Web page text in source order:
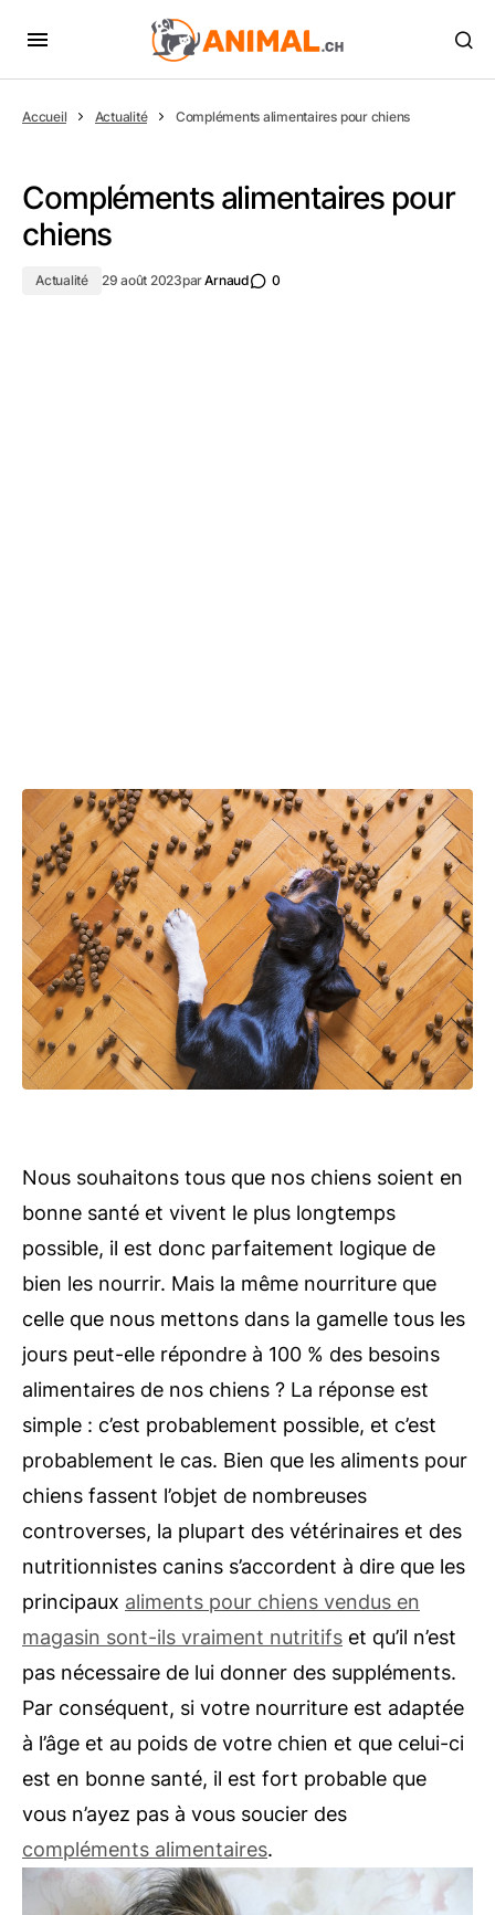
Accueil Actualité Compléments alimentaires pour chiens
Compléments alimentaires pour
chiens
Actualité 29 août 2023parArnaud 0
Nous souhaitons tous que nos chiens soient en
bonne santé et vivent le plus longtemps
possible, il est donc parfaitement logique de
bien les nourrir. Mais la même nourriture que
celle que nous mettons dans la gamelle tous les
jours peut-elle répondre à 100 % des besoins
alimentaires de nos chiens ? La réponse est
simple : c’est probablement possible, et c’est
probablement le cas. Bien que les aliments pour
chiens fassent l’objet de nombreuses
controverses, la plupart des vétérinaires et des
nutritionnistes canins s’accordent à dire que les
principaux aliments pour chiens vendus en
magasin sont-ils vraiment nutritifs et qu’il n’est
pas nécessaire de lui donner des suppléments.
Par conséquent, si votre nourriture est adaptée
à l’âge et au poids de votre chien et que celui-ci
est en bonne santé, il est fort probable que
vous n’ayez pas à vous soucier des
compléments alimentaires.